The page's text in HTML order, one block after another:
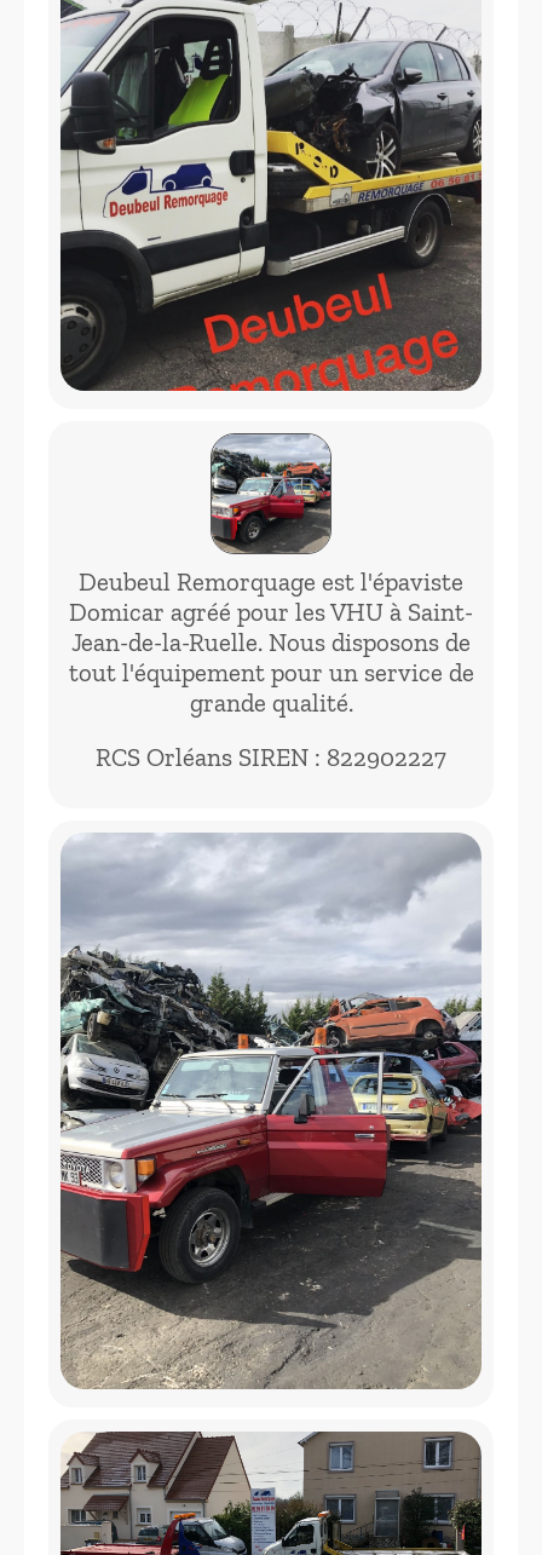
Deubeul Remorquage est l'épaviste
Domicar agréé pour les VHU à Saint-
Jean-de-la-Ruelle. Nous disposons de
tout l'équipement pour un service de
grande qualité.
RCS Orléans SIREN : 822902227